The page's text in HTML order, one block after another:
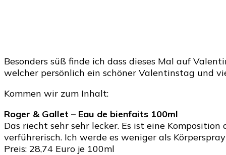
Besonders süß finde ich dass dieses Mal auf
welcher persönlich ein schöner Valentinstag und
Kommen wir zum Inhalt:
Roger & Gallet – Eau de bienfaits 100ml
Das riecht sehr sehr lecker. Es ist eine
verführerisch. Ich werde es weniger als
Preis: 28,74 Euro je 100ml